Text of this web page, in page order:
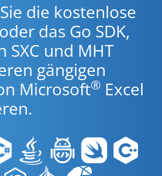
die kostenlose
das Go SDK,
SXC und MHT
gängigen
Microsoft® Excel